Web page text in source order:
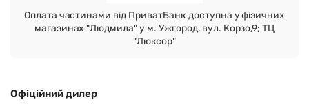
Оплата частинами від ПриватБанк доступна у фізичних
магазинах "Людмила" у м. Ужгород, вул. Корзо,9; ТЦ
"Люксор"
Офіційний дилер